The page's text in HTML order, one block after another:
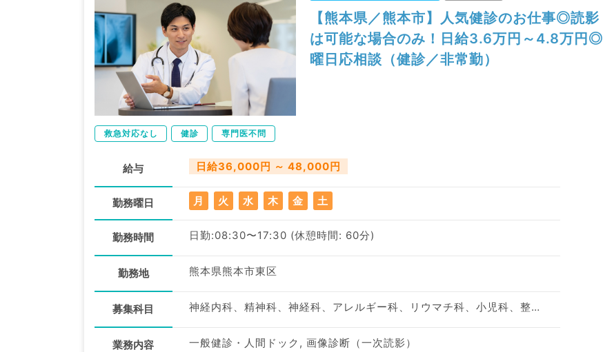
【熊本県／熊本市】人気健診のお仕事◎読影
は可能な場合のみ！日給3.6万円～4.8万円◎
曜日応相談（健診／非常勤）
救急対応なし 健診 専門医不問
給与 日給36,000円 ～ 48,000円
勤務曜日 月 火 水 木 金 土
勤務時間 日勤:08:30〜17:30 (休憩時間: 60分)
勤務地 熊本県熊本市東区
募集科目 神経内科、精神科、神経科、アレルギー科、リウマチ科、小児科、整形外科、形成外科、美容外科、脳神経外科、呼吸器外科、心臓血管外科、小児外科、皮膚科、泌尿器科、産婦人科、産科、婦人科、眼科、耳鼻咽喉科、気管食道科、放射線科、リハビリテーション科、麻酔科、ペインクリニック、人工透析科、緩和ケア科、一般内科、循環器内科、呼吸器内科、消化器内科、内分泌・代謝内科、腎臓内科、老年内科、血液内科、外科系全般、一般外科、消化器外科、乳腺外科、総合診療科、美容皮膚科、健診・人間ドック、救急科・ＩＣＵ、病理科、基礎医学系、膠原病科、スポーツ整形外科、大腸・肛門外科、その他、産業医
業務内容 一般健診・人間ドック, 画像診断（一次読影）